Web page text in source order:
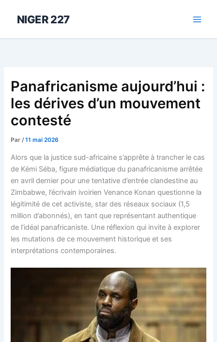
NIGER 227
Panafricanisme aujourd’hui :
les dérives d’un mouvement
contesté
Par/11 mai 2026
Alors que la justice sud-africaine s’apprête à trancher le cas
de Kémi Séba, figure médiatique du panafricanisme arrêtée
en avril dernier pour une tentative d’entrée clandestine au
Zimbabwe, l’écrivain ivoirien Venance Konan questionne la
légitimité de cet activiste, star des réseaux sociaux (1,5
million d’abonnés), en tant que représentant authentique
de l’idéal panafricaniste. Une réflexion qui invite à explorer
les mutations de ce mouvement historique et ses
interprétations contemporaines.